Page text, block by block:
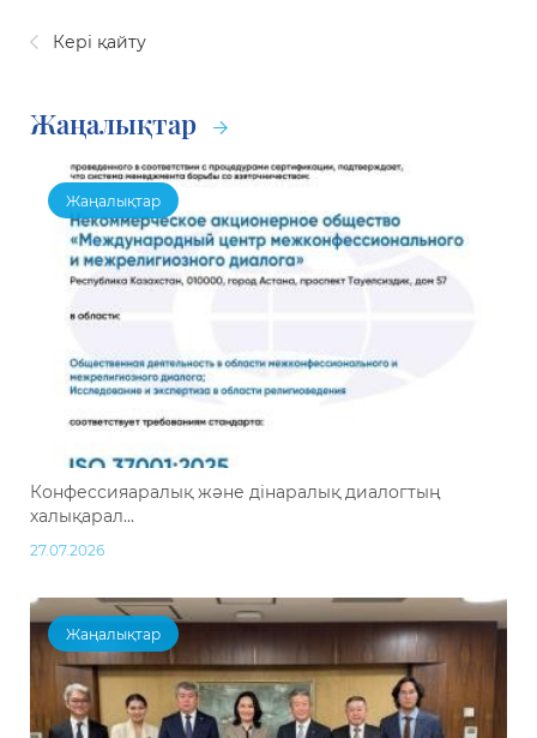
Кері қайту
Жаңалықтар
Жаңалықтар
Конфессияаралық және дінаралық диалогтың
халықарал...
27.07.2026
Жаңалықтар